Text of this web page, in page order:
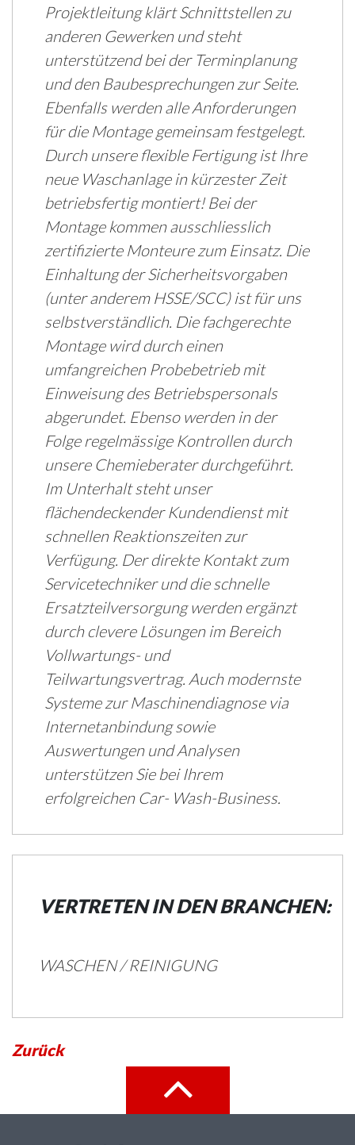
Projektleitung klärt Schnittstellen zu
anderen Gewerken und steht
unterstützend bei der Terminplanung
und den Baubesprechungen zur Seite.
Ebenfalls werden alle Anforderungen
für die Montage gemeinsam festgelegt.
Durch unsere flexible Fertigung ist Ihre
neue Waschanlage in kürzester Zeit
betriebsfertig montiert! Bei der
Montage kommen ausschliesslich
zertifizierte Monteure zum Einsatz. Die
Einhaltung der Sicherheitsvorgaben
(unter anderem HSSE/SCC) ist für uns
selbstverständlich. Die fachgerechte
Montage wird durch einen
umfangreichen Probebetrieb mit
Einweisung des Betriebspersonals
abgerundet. Ebenso werden in der
Folge regelmässige Kontrollen durch
unsere Chemieberater durchgeführt.
Im Unterhalt steht unser
flächendeckender Kundendienst mit
schnellen Reaktionszeiten zur
Verfügung. Der direkte Kontakt zum
Servicetechniker und die schnelle
Ersatzteilversorgung werden ergänzt
durch clevere Lösungen im Bereich
Vollwartungs- und
Teilwartungsvertrag. Auch modernste
Systeme zur Maschinendiagnose via
Internetanbindung sowie
Auswertungen und Analysen
unterstützen Sie bei Ihrem
erfolgreichen Car- Wash-Business.
VERTRETEN IN DEN BRANCHEN:
WASCHEN / REINIGUNG
Zurück